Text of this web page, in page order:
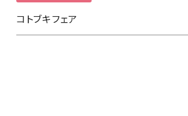
コトブキフェア